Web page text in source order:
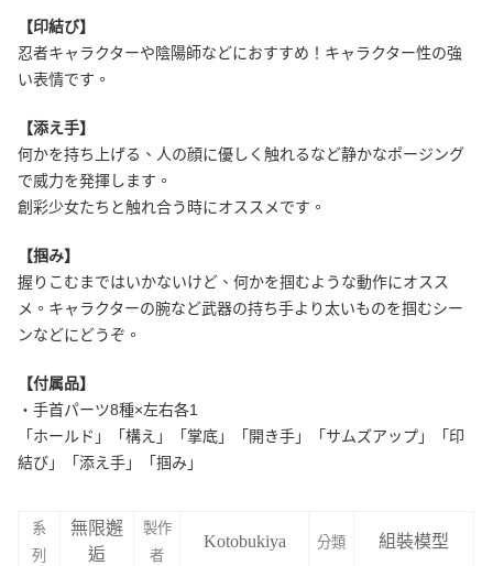
【印結び】
忍者キャラクターや陰陽師などにおすすめ！キャラクター性の強
い表情です。
【添え手】
何かを持ち上げる、人の顔に優しく触れるなど静かなポージング
で威力を発揮します。
創彩少女たちと触れ合う時にオススメです。
【掴み】
握りこむまではいかないけど、何かを掴むような動作にオスス
メ。キャラクターの腕など武器の持ち手より太いものを掴むシー
ンなどにどうぞ。
【付属品】
・手首パーツ8種×左右各1
「ホールド」「構え」「掌底」「開き手」「サムズアップ」「印
結び」「添え手」「掴み」
系
列
無限邂
逅
製作
者
Kotobukiya 分類 組裝模型